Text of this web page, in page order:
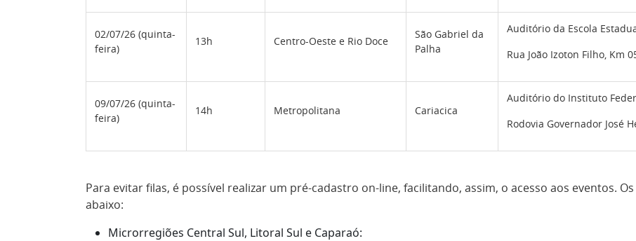
02/07/26 (quinta-
feira)
13h Centro-Oeste e Rio Doce
São Gabriel da
Palha
Auditório da Escola
Rua João Izoton Filho, Km
09/07/26 (quinta-
feira)
14h Metropolitana Cariacica
Auditório do Instituto
Rodovia Governador José
Para evitar filas, é possível realizar um pré-cadastro on-line, facilitando, assim, o acesso aos eventos.
abaixo:
Microrregiões Central Sul, Litoral Sul e Caparaó: